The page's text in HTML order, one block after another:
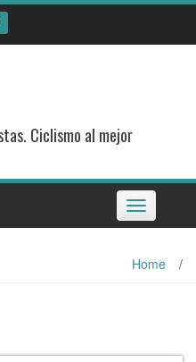
Ciclismo al mejor
Toggle
navigation
Home /